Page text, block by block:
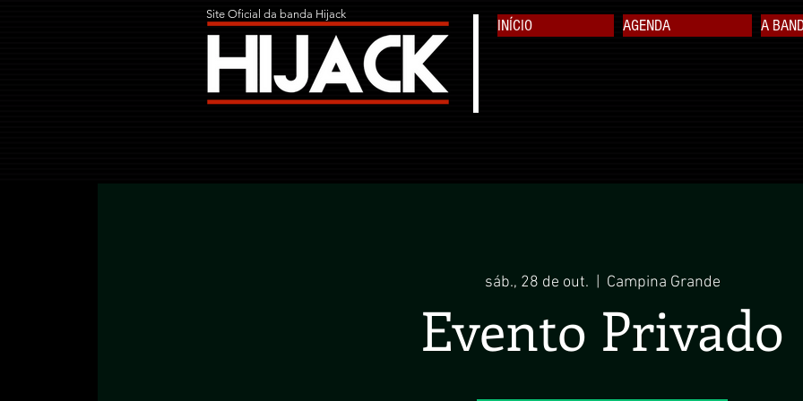
Site Oficial da banda Hijack
INÍCIO AGENDA A
sáb., 28 de out. Campina Grande
Evento Privado